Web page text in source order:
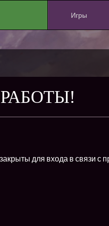
Игры
для входа в связи с